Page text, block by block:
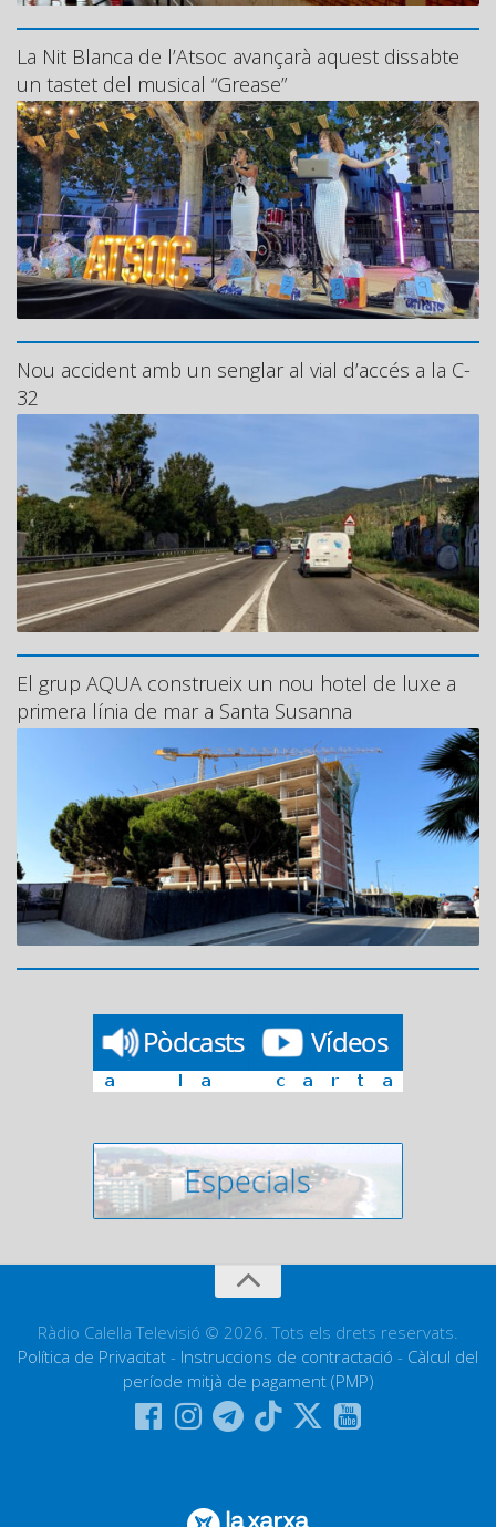
La Nit Blanca de l’Atsoc avançarà aquest dissabte
un tastet del musical “Grease”
Nou accident amb un senglar al vial d’accés a la C-
32
El grup AQUA construeix un nou hotel de luxe a
primera línia de mar a Santa Susanna
Ràdio Calella Televisió © 2026. Tots els drets reservats.
Política de Privacitat - Instruccions de contractació - Càlcul del
període mitjà de pagament (PMP)